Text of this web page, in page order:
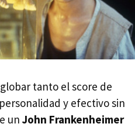
tanto el score de
y efectivo sin
un John Frankenheimer